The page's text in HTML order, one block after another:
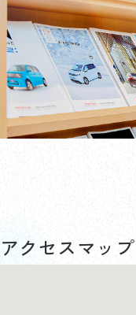
アクセスマップ